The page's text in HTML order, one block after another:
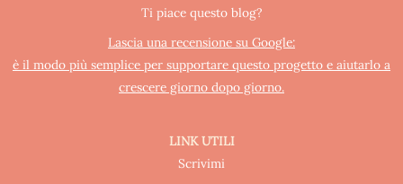
Ti piace questo blog?
Lascia una recensione su Google:
è il modo più semplice per supportare questo progetto e aiutarlo a
crescere giorno dopo giorno.
LINK UTILI
Scrivimi